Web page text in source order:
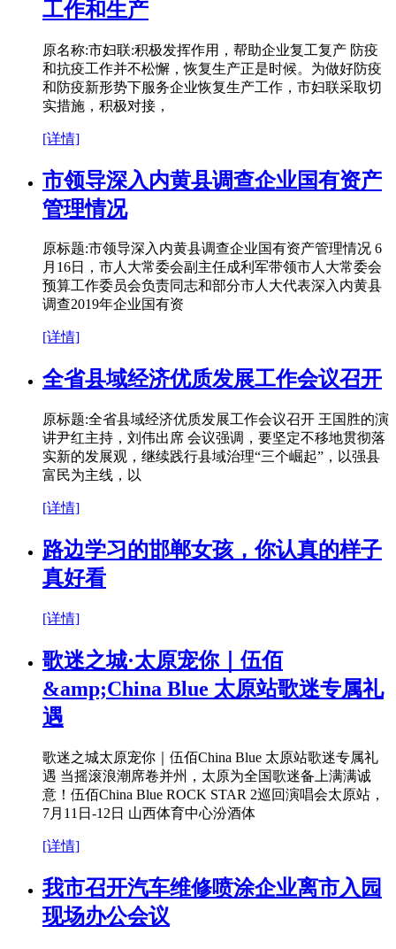
工作和生产
原名称:市妇联:积极发挥作用，帮助企业复工复产 防疫
和抗疫工作并不松懈，恢复生产正是时候。为做好防疫
和防疫新形势下服务企业恢复生产工作，市妇联采取切
实措施，积极对接，
[详情]
市领导深入内黄县调查企业国有资产
管理情况
原标题:市领导深入内黄县调查企业国有资产管理情况 6
月16日，市人大常委会副主任成利军带领市人大常委会
预算工作委员会负责同志和部分市人大代表深入内黄县
调查2019年企业国有资
[详情]
全省县域经济优质发展工作会议召开
原标题:全省县域经济优质发展工作会议召开 王国胜的演
讲尹红主持，刘伟出席 会议强调，要坚定不移地贯彻落
实新的发展观，继续践行县域治理“三个崛起”，以强县
富民为主线，以
[详情]
路边学习的邯郸女孩，你认真的样子
真好看
[详情]
歌迷之城·太原宠你｜伍佰
&amp;China Blue 太原站歌迷专属礼
遇
歌迷之城太原宠你｜伍佰China Blue 太原站歌迷专属礼
遇 当摇滚浪潮席卷并州，太原为全国歌迷备上满满诚
意！伍佰China Blue ROCK STAR 2巡回演唱会太原站，
7月11日-12日 山西体育中心汾酒体
[详情]
我市召开汽车维修喷涂企业离市入园
现场办公会议